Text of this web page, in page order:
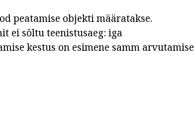
peatamise objekti määratakse.
ei sõltu teenistusaeg: iga
kestus on esimene samm arvutamise